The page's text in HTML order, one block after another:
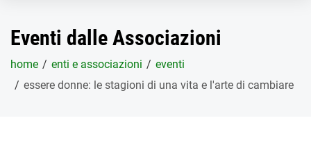
Eventi dalle Associazioni
home enti e associazioni
eventi
essere donne: le stagioni di una vita e l'arte di cambiare